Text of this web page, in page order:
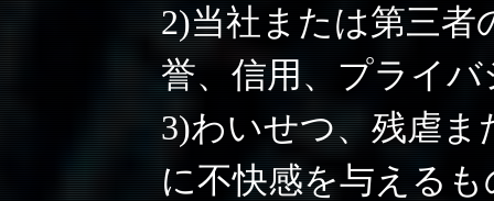
2)当社または第三者
誉、信用、プライ
3)わいせつ、残虐
に不快感を与えるも